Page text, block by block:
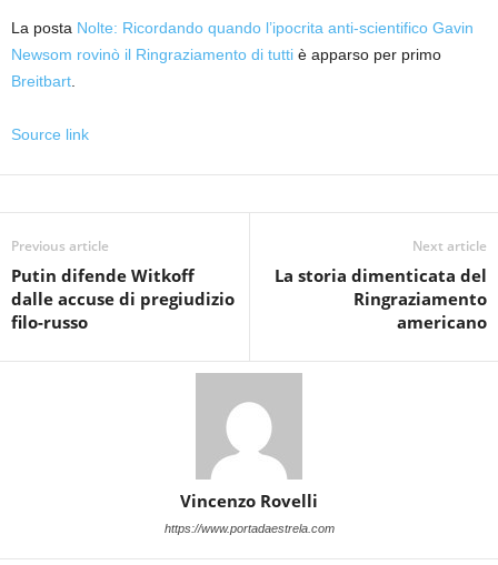
La posta Nolte: Ricordando quando l’ipocrita anti-scientifico Gavin
Newsom rovinò il Ringraziamento di tutti è apparso per primo
Breitbart
Source link
Previous article
Putin difende Witkoff
dalle accuse di pregiudizio
filo-russo
Next article
La storia dimenticata del
Ringraziamento
americano
Vincenzo Rovelli
https://www.portadaestrela.com